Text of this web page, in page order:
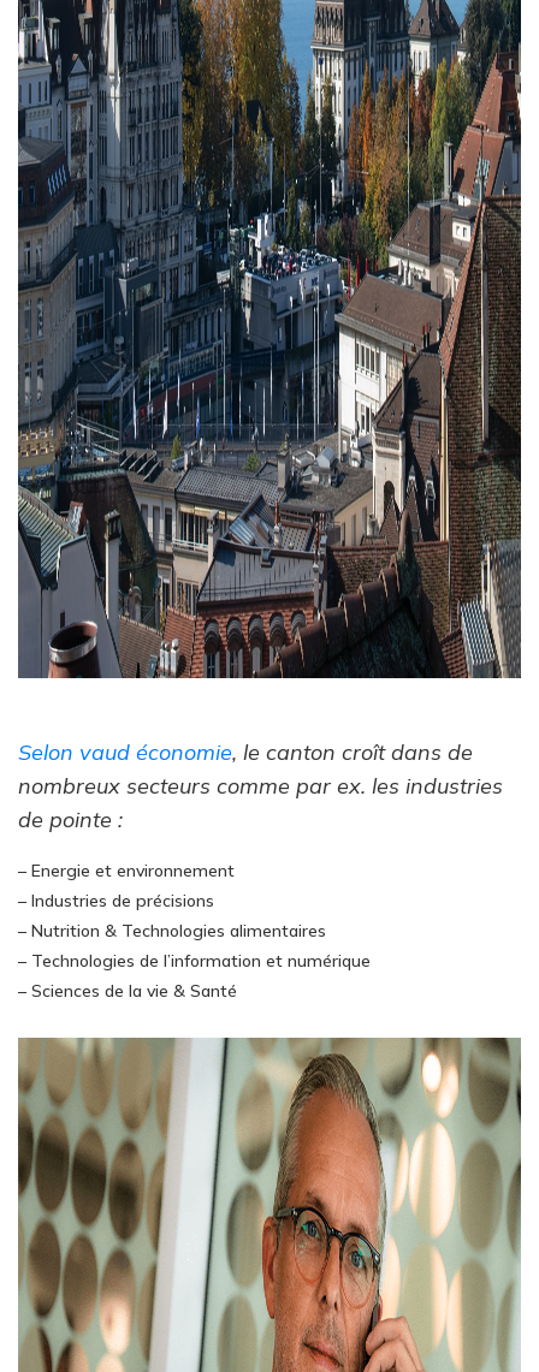
Selon vaud économie, le canton croît dans de
nombreux secteurs comme par ex. les industries
de pointe :
– Energie et environnement
– Industries de précisions
– Nutrition & Technologies alimentaires
– Technologies de l’information et numérique
– Sciences de la vie & Santé